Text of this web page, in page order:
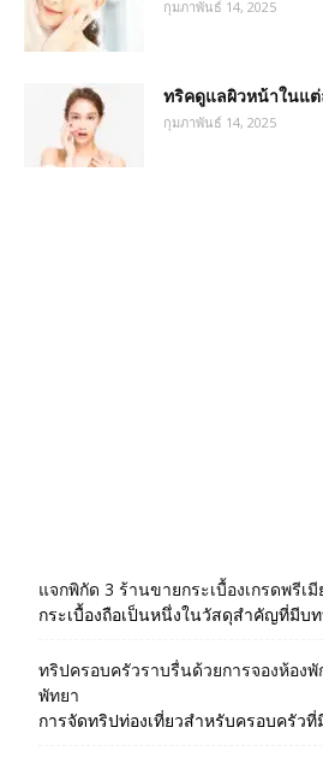
กุมภาพันธ์ 14, 2025
ทริคดูแลผิวหน้าในแ
กุมภาพันธ์ 14, 2025
แจกพิกัด 3 ร้านขายกระเบื้องเกรดพรี
กระเบื้องถือเป็นหนึ่งในวัสดุสำคัญที่มีบ
ทริปครอบครัวราบรื่นด้วยการจองห้อง
พัทยา
การจัดทริปท่องเที่ยวสำหรับครอบครัว